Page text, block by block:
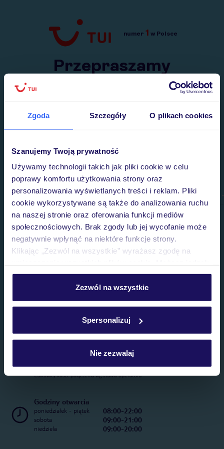
Zgoda Szczegóły O plikach cookies
Szanujemy Twoją prywatność
Używamy technologii takich jak pliki cookie w celu
poprawy komfortu użytkowania strony oraz
personalizowania wyświetlanych treści i reklam. Pliki
cookie wykorzystywane są także do analizowania ruchu
na naszej stronie oraz oferowania funkcji mediów
społecznościowych. Brak zgody lub jej wycofanie może
negatywnie wpłynąć na niektóre funkcje strony.
Klikając „Zezwól na wszystkie” wyrażasz zgodę na
personalizować swój wybór wchodząc w zakładkę
Szczegółowe informacje o plikach cookie znajdziesz
Zezwól na wszystkie
Spersonalizuj
Nie zezwalaj
Przejdź do TUI.pl
numer 1 w Polsce
Przepraszamy
Wysłaliśmy nasz serwis na krótkie wakacje.
Telefoniczne Centrum Rezerwacji
22 270 31 20
Całkowity koszt połączenia wg stawki operatora
Godziny otwarcia
poniedziałek - piątek 08:00-22:00
sobota 09:00-21:00
niedziela 09:00-20:00